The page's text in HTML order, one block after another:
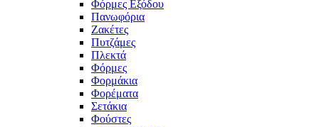
Φόρμες Εξόδου
Πανωφόρια
Ζακέτες
Πυτζάμες
Πλεκτά
Φόρμες
Φορμάκια
Φορέματα
Σετάκια
Φούστες